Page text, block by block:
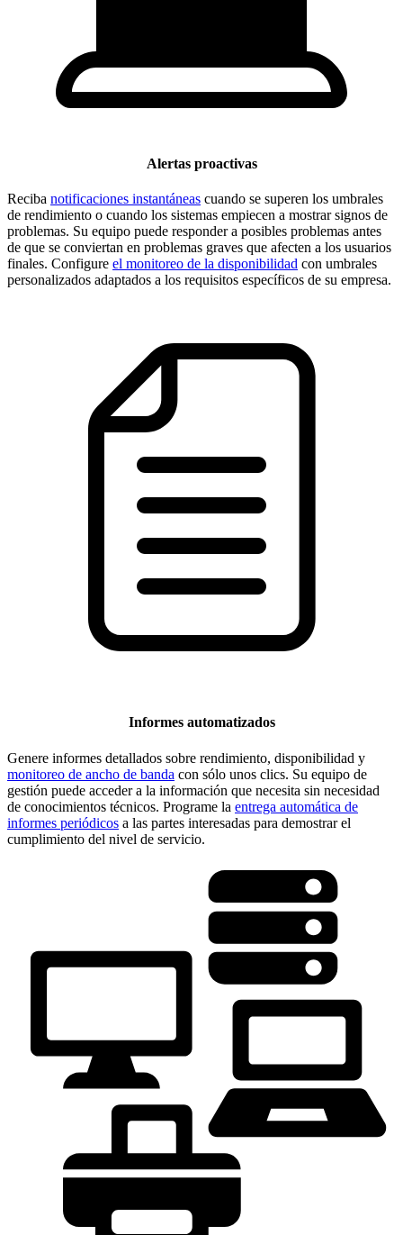
Alertas proactivas
Reciba notificaciones instantáneas cuando se superen los umbrales
de rendimiento o cuando los sistemas empiecen a mostrar signos de
problemas. Su equipo puede responder a posibles problemas antes
de que se conviertan en problemas graves que afecten a los usuarios
finales. Configure el monitoreo de la disponibilidad con umbrales
personalizados adaptados a los requisitos específicos de su empresa.
Informes automatizados
Genere informes detallados sobre rendimiento, disponibilidad y
monitoreo de ancho de banda con sólo unos clics. Su equipo de
gestión puede acceder a la información que necesita sin necesidad
de conocimientos técnicos. Programe la entrega automática de
informes periódicos a las partes interesadas para demostrar el
cumplimiento del nivel de servicio.